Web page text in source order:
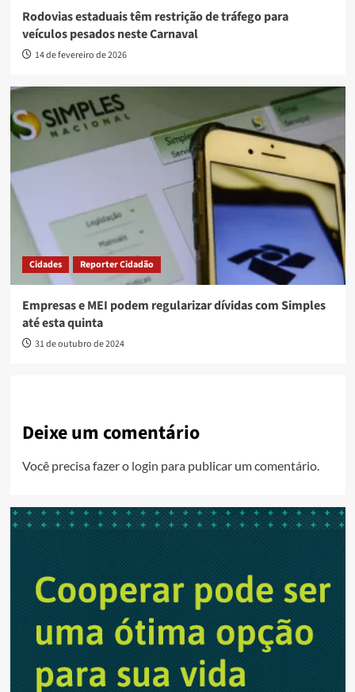
Rodovias estaduais têm restrição de tráfego para
veículos pesados neste Carnaval
14 de fevereiro de 2026
Cidades Reporter Cidadão
Empresas e MEI podem regularizar dívidas com Simples
até esta quinta
31 de outubro de 2024
Deixe um comentário
Você precisa fazer o login para publicar um comentário.